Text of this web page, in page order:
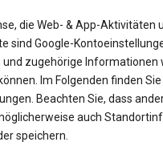
die Web- & App-Aktivitäten
sind Google-
zugehörige Informationen
Im Folgenden finden
Beachten Sie, dass
auch
speichern.